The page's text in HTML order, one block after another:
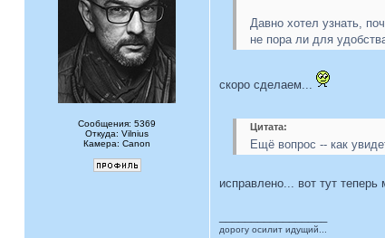
Сообщения: 5369
Откуда: Vilnius
Камера: Canon
Давно хотел узнать,
не пора ли для
скоро сделаем...
Цитата:
Ещё вопрос -- как
исправлено... вот тут
дорогу осилит идущий...